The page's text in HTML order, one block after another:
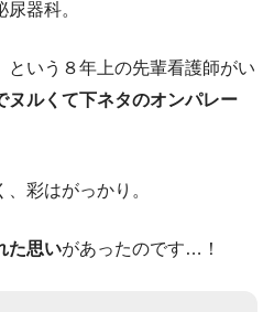
器科。
という８年上の先輩看護師がい
ヌルくて下ネタのオンパレー
彩はがっかり。
た思いがあったのです…！